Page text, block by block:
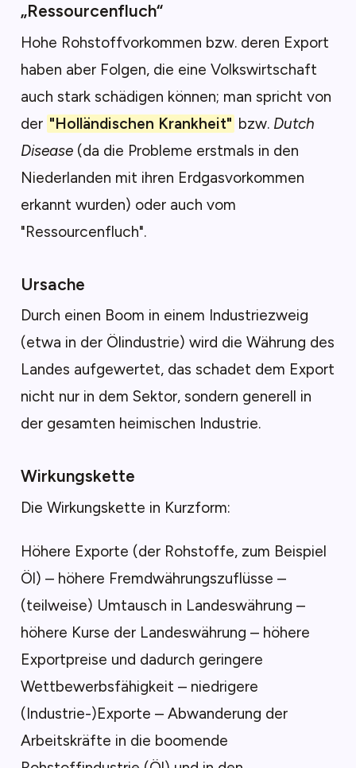
„Ressourcenfluch“
Hohe Rohstoffvorkommen bzw. deren Export
haben aber Folgen, die eine Volkswirtschaft
auch stark schädigen können; man spricht von
der "Holländischen Krankheit" bzw. Dutch
Disease(da die Probleme erstmals in den
Niederlanden mit ihren Erdgasvorkommen
erkannt wurden) oder auch vom
"Ressourcenfluch".
Ursache
Durch einen Boom in einem Industriezweig
(etwa in der Ölindustrie) wird die Währung des
Landes aufgewertet, das schadet dem Export
nicht nur in dem Sektor, sondern generell in
der gesamten heimischen Industrie.
Wirkungskette
Die Wirkungskette in Kurzform:
Höhere Exporte (der Rohstoffe, zum Beispiel
Öl) – höhere Fremdwährungszuflüsse –
(teilweise) Umtausch in Landeswährung –
höhere Kurse der Landeswährung – höhere
Exportpreise und dadurch geringere
Wettbewerbsfähigkeit – niedrigere
(Industrie-)Exporte – Abwanderung der
Arbeitskräfte in die boomende